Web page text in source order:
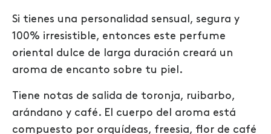
Si tienes una personalidad sensual, segura y
100% irresistible, entonces este perfume
oriental dulce de larga duración creará un
aroma de encanto sobre tu piel.
Tiene notas de salida de toronja, ruibarbo,
arándano y café. El cuerpo del aroma está
compuesto por orquídeas, freesia, flor de café